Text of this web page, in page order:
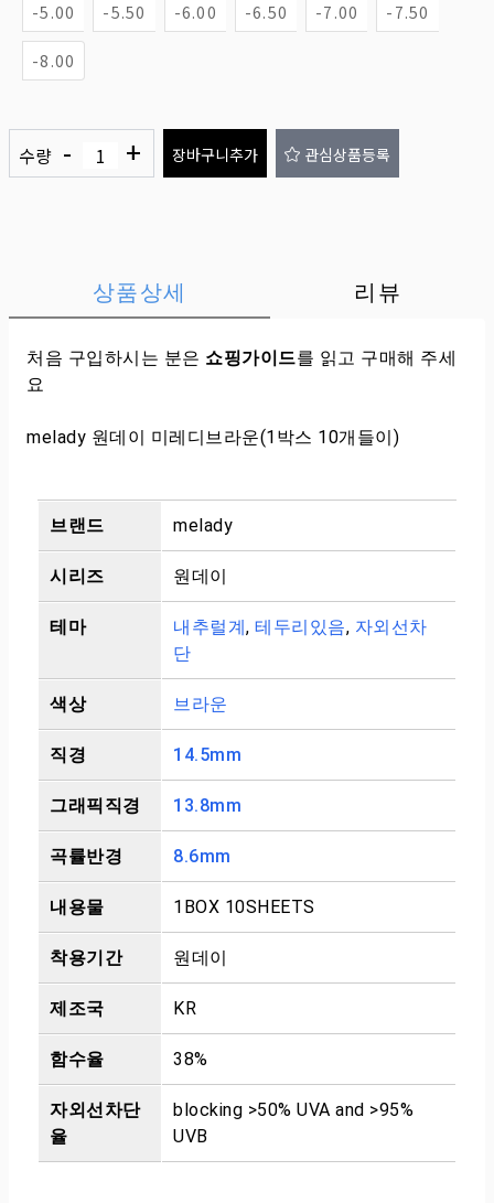
-5.00 -5.50 -6.00 -6.50 -7.00 -7.50
-8.00
수량 - + 장바구니추가 관심상품등록
상품상세 리뷰
처음 구입하시는 분은 쇼핑가이드를 읽고 구매해 주세
요
melady 원데이 미레디브라운(1박스 10개들이)
브랜드 melady
시리즈 원데이
테마 내추럴계, 테두리있음, 자외선차
단
색상 브라운
직경 14.5mm
그래픽직경 13.8mm
곡률반경 8.6mm
내용물 1BOX 10SHEETS
착용기간 원데이
제조국 KR
함수율 38%
자외선차단
율
blocking >50% UVA and >95%
UVB